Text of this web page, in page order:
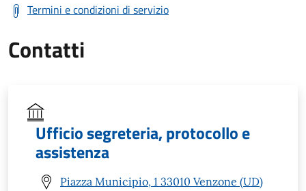
Termini e condizioni di servizio
Contatti
Ufficio segreteria, protocollo e
assistenza
Piazza Municipio, 1 33010 Venzone (UD)